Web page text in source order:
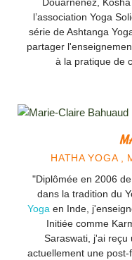
Douarnenez,
l’association Yoga
série de Ashtanga
partager
à la pratique de
HATHA YOGA ,
"Diplômée en 2006
dans la tradition du
Yoga en Inde,
Initiée comme
Saraswati, j'ai reçu
actuellement une